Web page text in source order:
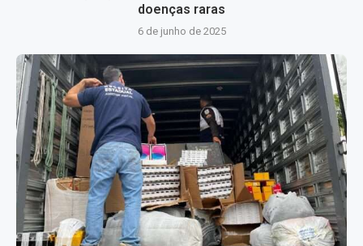
doenças raras
6 de junho de 2025